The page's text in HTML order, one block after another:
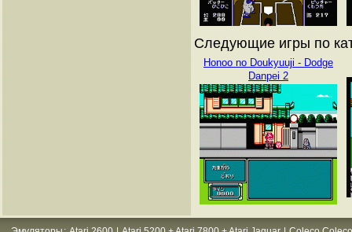
Следующие игры по
Honoo no Doukyuuji - Dodge
Danpei 2